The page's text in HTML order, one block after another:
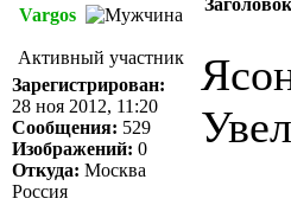
Vargos
Активный участник
Зарегистрирован:
28 ноя 2012, 11:20
Сообщения: 529
Изображений: 0
Откуда: Москва
Россия